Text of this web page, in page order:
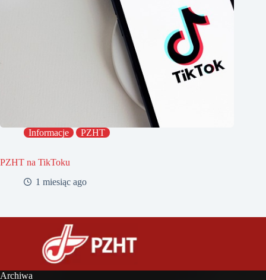
Informacje PZHT
PZHT na TikToku
1 miesiąc ago
Archiwa